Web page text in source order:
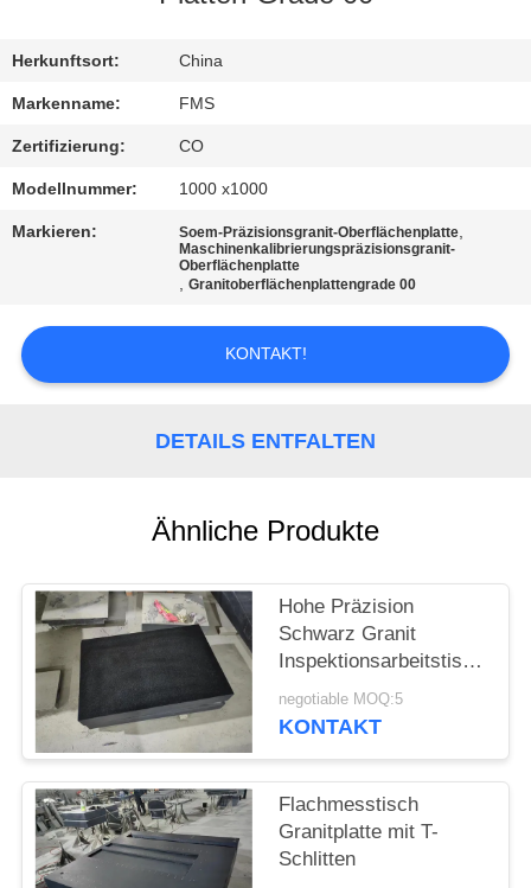
SIE
MIT
UNS
IN
VERBINDUNG
NACHRICHTEN
FORDERN
PRIVACY
POLICY
Herkunftsort: China
Markenname: FMS
Zertifizierung: CO
Modellnummer: 1000 x1000
Markieren: Soem-Präzisionsgranit-Oberflächenplatte,
Maschinenkalibrierungspräzisionsgranit-
Oberflächenplatte
,Granitoberflächenplattengrade 00
KONTAKT!
DETAILS ENTFALTEN
Ähnliche Produkte
Hohe Präzision
Schwarz Granit
Inspektionsarbeitstisch
00 Klasse
negotiable MOQ:5
KONTAKT
Flachmesstisch
Granitplatte mit T-
Schlitten